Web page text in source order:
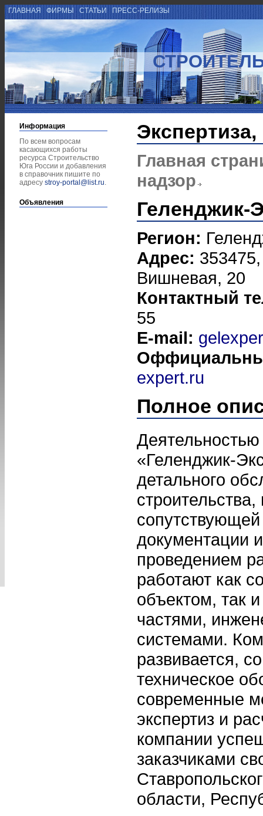
ГЛАВНАЯ ФИРМЫ СТАТЬИ ПРЕСС-РЕЛИЗЫ
Информация
По всем вопросам
касающихся работы
ресурса Строительство
Юга России и добавления
в справочник пишите по
адресу stroy-portal@list.ru.
Объявления
Главная
надзор
Геленджик-
Регион:
Адрес:
Вишневая, 20
Контактный
55
E-mail:
expert.ru
Полное
«Геленджик-
детального
строительства,
сопутствующей
документации
проведением
работают как
объектом, так
частями,
системами.
развивается,
техническое
современные
экспертиз и
компании
заказчиками
области,